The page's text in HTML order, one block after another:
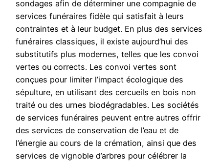
sondages afin de déterminer une compagnie de
services funéraires fidèle qui satisfait à leurs
contraintes et à leur budget. En plus des services
funéraires classiques, il existe aujourd’hui des
substitutifs plus modernes, telles que les convoi
vertes ou corrects. Les convoi vertes sont
conçues pour limiter l’impact écologique des
sépulture, en utilisant des cercueils en bois non
traité ou des urnes biodégradables. Les sociétés
de services funéraires peuvent entre autres offrir
des services de conservation de l’eau et de
l’énergie au cours de la crémation, ainsi que des
services de vignoble d’arbres pour célébrer la